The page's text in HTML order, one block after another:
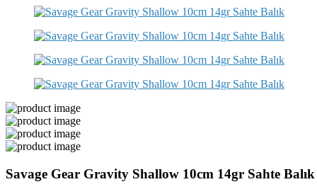
Savage Gear Gravity Shallow 10cm 14gr Sahte Balık